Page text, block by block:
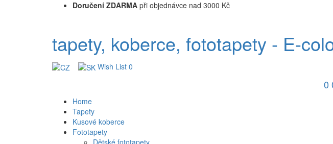
Doručení ZDARMA při objednávce nad 3000 Kč
tapety, koberce, fototapety - E-
Wish List 0
0
Home
Tapety
Kusové koberce
Fototapety